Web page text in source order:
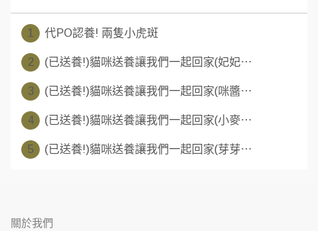
1 代PO認養! 兩隻小虎斑
2 (已送養!)貓咪送養讓我們一起回家(妃妃⋯
3 (已送養!)貓咪送養讓我們一起回家(咪醬⋯
4 (已送養!)貓咪送養讓我們一起回家(小麥⋯
5 (已送養!)貓咪送養讓我們一起回家(芽芽⋯
關於我們